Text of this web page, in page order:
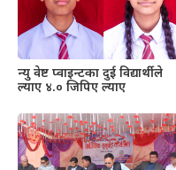
न्यु वेष्ट प्वाइन्टका दुई विद्यार्थीले
ल्याए ४.० जिपिए ल्याए